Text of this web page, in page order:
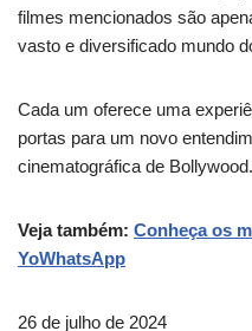
filmes mencionados são
vasto e diversificado mundo
Cada um oferece uma
portas para um novo
cinematográfica de Bollywood.
Veja também: Conheça os
YoWhatsApp
26 de julho de 2024